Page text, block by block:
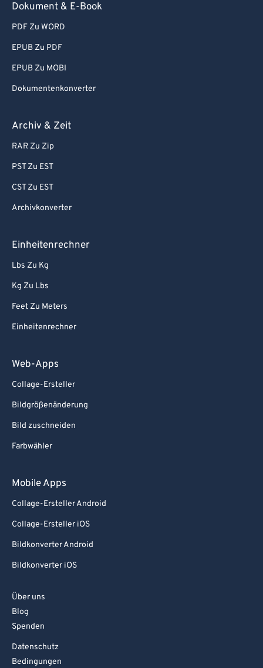
Dokument & E-Book
PDF Zu WORD
EPUB Zu PDF
EPUB Zu MOBI
Dokumentenkonverter
Archiv & Zeit
RAR Zu Zip
PST Zu EST
CST Zu EST
Archivkonverter
Einheitenrechner
Lbs Zu Kg
Kg Zu Lbs
Feet Zu Meters
Einheitenrechner
Web-Apps
Collage-Ersteller
Bildgrößenänderung
Bild zuschneiden
Farbwähler
Mobile Apps
Collage-Ersteller Android
Collage-Ersteller iOS
Bildkonverter Android
Bildkonverter iOS
Über uns
Blog
Spenden
Datenschutz
Bedingungen